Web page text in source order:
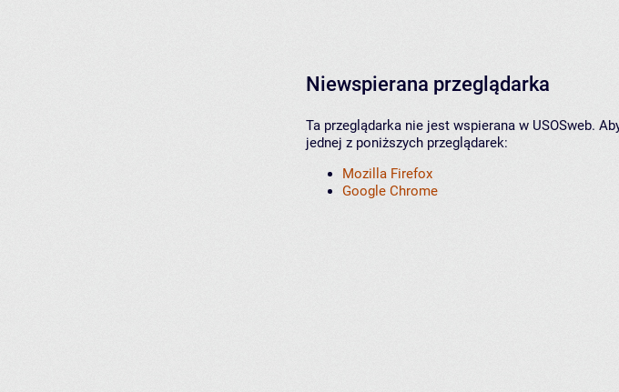
Niewspierana przeglądarka
Ta przeglądarka nie jest wspierana w USOSweb.
jednej z poniższych przeglądarek:
Mozilla Firefox
Google Chrome